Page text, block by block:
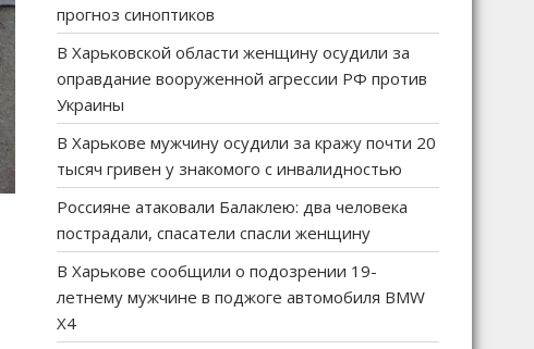
прогноз синоптиков
В Харьковской области женщину осудили за
оправдание вооруженной агрессии РФ против
Украины
В Харькове мужчину осудили за кражу почти 20
тысяч гривен у знакомого с инвалидностью
Россияне атаковали Балаклею: два человека
пострадали, спасатели спасли женщину
В Харькове сообщили о подозрении 19-
летнему мужчине в поджоге автомобиля BMW
X4